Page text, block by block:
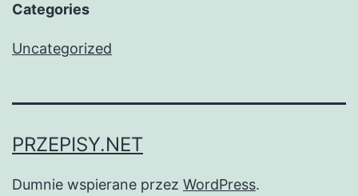
Categories
Uncategorized
PRZEPISY.NET
Dumnie wspierane przez WordPress.